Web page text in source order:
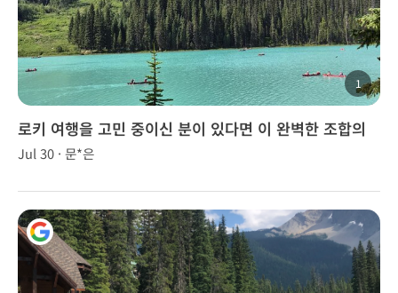
1
로키 여행을 고민 중이신 분이 있다면 이 완벽한 조합의
투어를 주저 없이 강력 추천합니다!
Jul 30 · 문*은